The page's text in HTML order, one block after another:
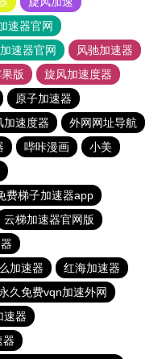
速器官网
速器官网
风驰加速器
版
旋风加速度器
原子加速器
加速度器
外网网址导航
哔咔漫画
小美
费梯子加速器app
云梯加速器官网版
加速器
红海加速器
永久免费vqn加速外网
速器
器